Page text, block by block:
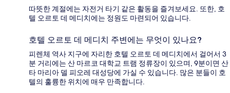
따뜻한 계절에는 자전거 타기 같은 활동을 즐겨보세요. 또한, 호
텔 오르토 데 메디치에는 정원도 마련되어 있습니다.
호텔 오르토 데 메디치 주변에는 무엇이 있나요?
피렌체 역사 지구에 자리한 호텔 오르토 데 메디치에서 걸어서 3
분 거리에는 산 마르코 대학교 트램 정류장이 있으며, 9분이면 산
타 마리아 델 피오레 대성당에 가실 수 있습니다. 많은 분들이 호
텔의 훌륭한 위치에 매우 만족합니다.